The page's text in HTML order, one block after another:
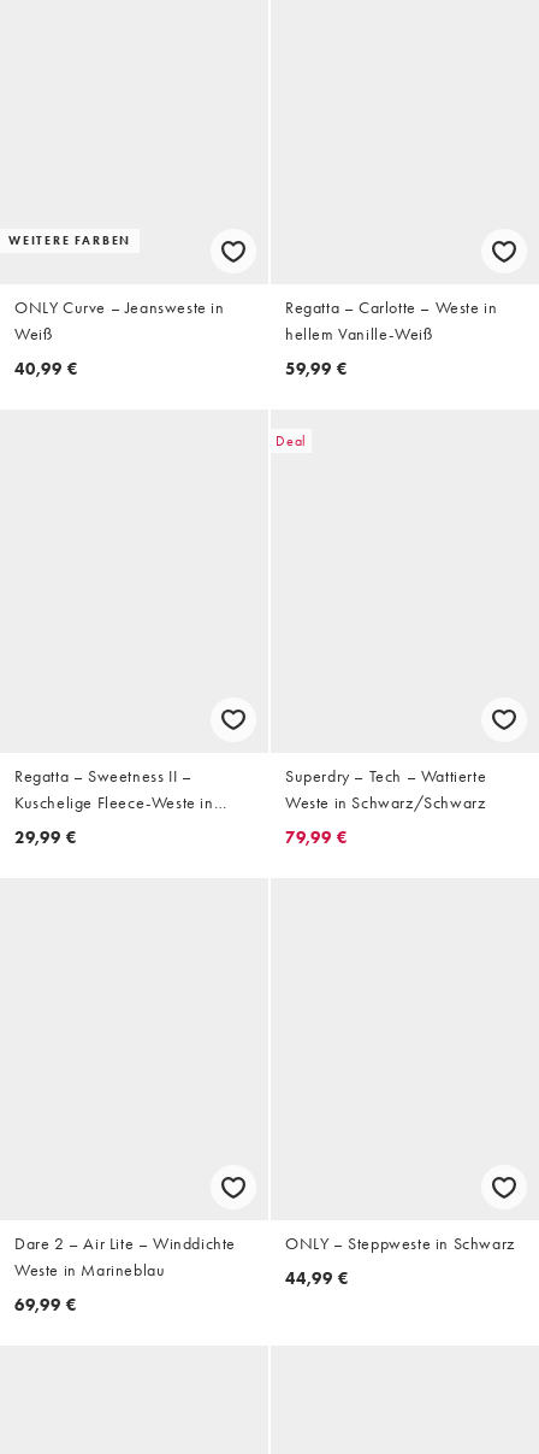
WEITERE FARBEN
ONLY Curve – Jeansweste in
Weiß
40,99 €
Regatta – Carlotte – Weste in
hellem Vanille-Weiß
59,99 €
Regatta – Sweetness II –
Kuschelige Fleece-Weste in
Schwarz
29,99 €
Deal
Superdry – Tech – Wattierte
Weste in Schwarz/Schwarz
79,99 €
Dare 2 – Air Lite – Winddichte
Weste in Marineblau
69,99 €
ONLY – Steppweste in Schwarz
44,99 €